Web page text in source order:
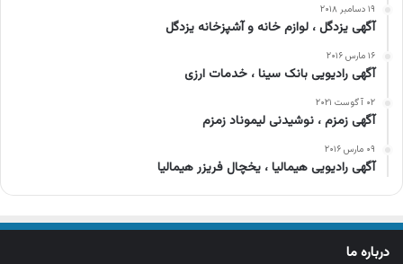
۱۹ دسامبر ۲۰۱۸
آگهی یزدگل ، لوازم خانه و آشپزخانه یزدگل
۱۶ مارس ۲۰۱۶
آگهی رادیویی بانک سینا ، خدمات ارزی
۰۲ آگوست ۲۰۲۱
آگهی زمزم ، نوشیدنی لیموناد زمزم
۰۹ مارس ۲۰۱۶
آگهی رادیویی هیمالیا ، یخچال فریزر هیمالیا
درباره ما